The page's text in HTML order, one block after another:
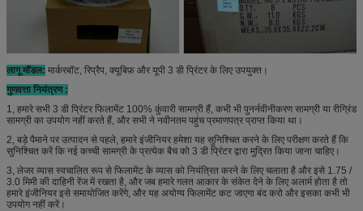
लागू मॉडल: मार्करबॉट, रिप्रैप, क्यूबिफ़ और यूपी 3 डी प्रिंटर के लिए उपयुक्त।
गुणवत्ता नियंत्रण :
1, हमारे सभी 3 डी प्रिंटर फिलामेंट 100% कुंवारी सामग्री हैं, कभी भी पुनर्नवीनीकरण सामग्री या रीग्रिंड
सामग्री का उपयोग नहीं करते हैं, और सभी ने नवीनतम पहुंच प्रमाणपत्र प्राप्त किया था।
2, बड़े पैमाने पर उत्पादन से पहले, हमारे इंजीनियर हमेशा यह सुनिश्चित करने के लिए परीक्षण करते हैं कि
सुनिश्चित करें कि नई कच्ची सामग्री के प्रत्येक बैच को 3 डी प्रिंटर द्वारा मुद्रित किया जाना चाहिए।
3, लेजर व्यास स्वचालित रूप से फिलामेंट के व्यास को नियंत्रित करने के लिए चलाता है और इसे 1.75 /
3.0 मिमी की दाहिनी रेंज में रखता है, और जब हमारे गलत आकार के संकेत देने के लिए अलार्म होता है तो
हमारे इंजीनियर इसे समायोजित करेंगे, और यह अयोग्य फिलामेंट कट जाएगा बंद करो और इसका कभी भी
उपयोग नहीं करें।